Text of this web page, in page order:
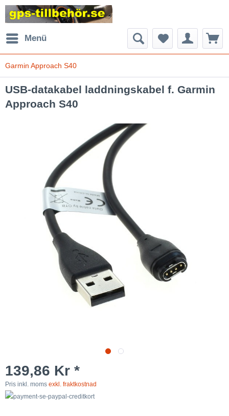
Menü
Garmin Approach S40
USB-datakabel laddningskabel f. Garmin
Approach S40
139,86 Kr *
Pris inkl. moms exkl. fraktkostnad